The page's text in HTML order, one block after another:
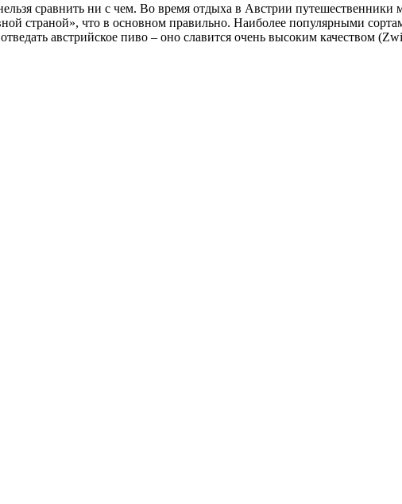
сравнить ни с чем. Во время отдыха в Австрии
страной», что в основном правильно. Наиболее популярными
австрийское пиво – оно славится очень высоким качеством